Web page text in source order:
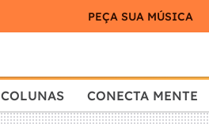
PEÇA SUA MÚSICA
COLUNAS CONECTA MENTE